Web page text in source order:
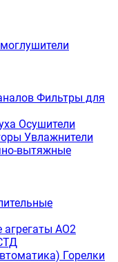
Фильтры для
Осушители
Увлажнители
вытяжные
агрегаты АО2
Горелки